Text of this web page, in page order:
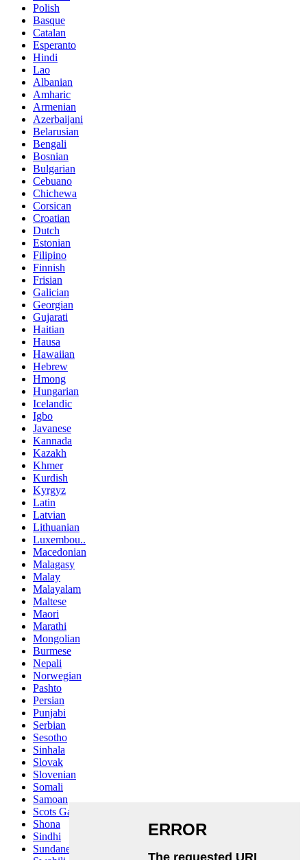
Polish
Basque
Catalan
Esperanto
Hindi
Lao
Albanian
Amharic
Armenian
Azerbaijani
Belarusian
Bengali
Bosnian
Bulgarian
Cebuano
Chichewa
Corsican
Croatian
Dutch
Estonian
Filipino
Finnish
Frisian
Galician
Georgian
Gujarati
Haitian
Hausa
Hawaiian
Hebrew
Hmong
Hungarian
Icelandic
Igbo
Javanese
Kannada
Kazakh
Khmer
Kurdish
Kyrgyz
Latin
Latvian
Lithuanian
Luxembou..
Macedonian
Malagasy
Malay
Malayalam
Maltese
Maori
Marathi
Mongolian
Burmese
Nepali
Norwegian
Pashto
Persian
Punjabi
Serbian
Sesotho
Sinhala
Slovak
Slovenian
Somali
Samoan
Scots Gaelic
Shona
Sindhi
Sundanese